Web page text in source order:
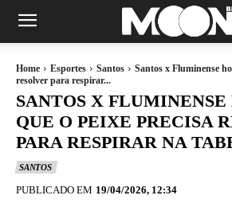
Home Esportes Santos
Santos x Fluminense
resolver para respirar...
SANTOS X FLUMINENSE
QUE O PEIXE PRECISA
PARA RESPIRAR NA
SANTOS
PUBLICADO EM 19/04/2026, 12:34